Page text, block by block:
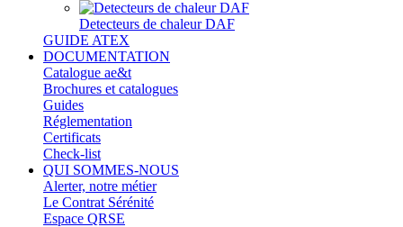
Detecteurs de chaleur DAF
GUIDE ATEX
DOCUMENTATION
Catalogue ae&t
Brochures et catalogues
Guides
Réglementation
Certificats
Check-list
QUI SOMMES-NOUS
Alerter, notre métier
Le Contrat Sérénité
Espace QRSE